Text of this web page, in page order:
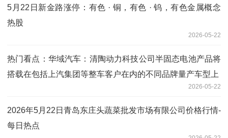
5月22日新金路涨停：有色 · 铜，有色 · 钨，有色金属概念
热股
2026-05-22
热门看点：华域汽车：清陶动力科技公司半固态电池产品将
搭载在包括上汽集团等整车客户在内的不同品牌量产车型上
2026-05-22
2026年5月22日青岛东庄头蔬菜批发市场有限公司价格行情-
每日热点